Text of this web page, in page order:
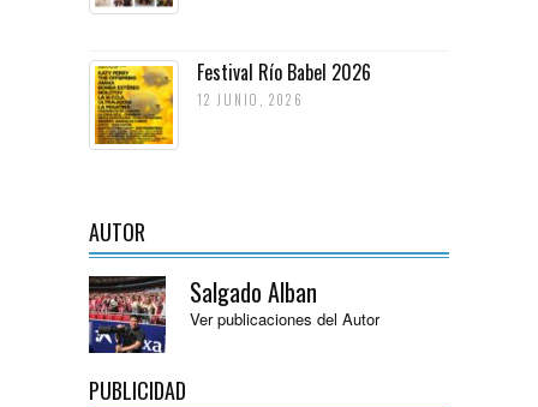
Festival Río Babel 2026
12 JUNIO, 2026
AUTOR
Salgado Alban
Ver publicaciones del Autor
PUBLICIDAD